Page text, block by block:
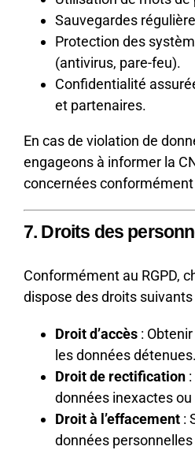
Sauvegardes
Protection des
(antivirus, pare-feu).
Confidentialité
et partenaires.
En cas de violation de
engageons à informer la
concernées
7. Droits des
Conformément au RGPD,
dispose des droits suivants
Droit d’accès:
les données détenues.
Droit de rectification:
données inexactes
Droit à l’effacement:
données